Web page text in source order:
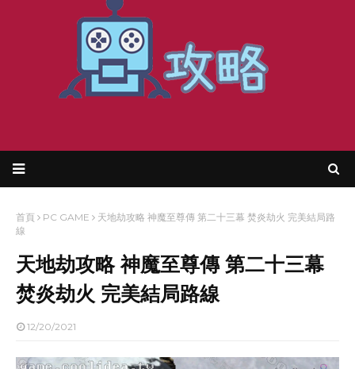
首頁 PC GAME
天地劫攻略 神魔至尊傳 第二十三幕 焚炎劫火 完美結局路
線
天地劫攻略 神魔至尊傳 第二十三幕
焚炎劫火 完美結局路線
12/20/2021